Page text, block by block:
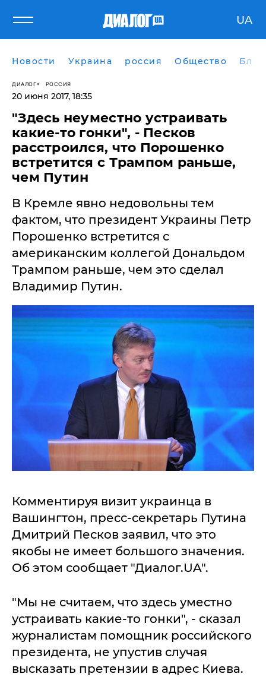
UA
Новости Украина россия Общество
ДИАЛОГ РОССИЯ
20 июня 2017, 18:35
​"Здесь неуместно устраивать
какие-то гонки", - Песков
расстроился, что Порошенко
встретится с Трампом раньше,
чем Путин
В Кремле явно недовольны тем
фактом, что президент Украины Петр
Порошенко встретится с
американским коллегой Дональдом
Трампом раньше, чем это сделал
Владимир Путин.
Комментируя визит украинца в
Вашингтон, пресс-секретарь Путина
Дмитрий Песков заявил, что это
якобы не имеет большого значения.
Об этом сообщает "Диалог.UA".
"Мы не считаем, что здесь уместно
устраивать какие-то гонки", - сказал
журналистам помощник российского
президента, не упустив случая
высказать претензии в адрес Киева.